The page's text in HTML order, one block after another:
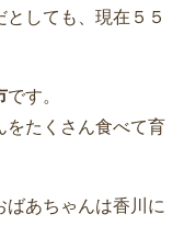
しても、現在５５
です。
をたくさん食べて育
ばあちゃんは香川に